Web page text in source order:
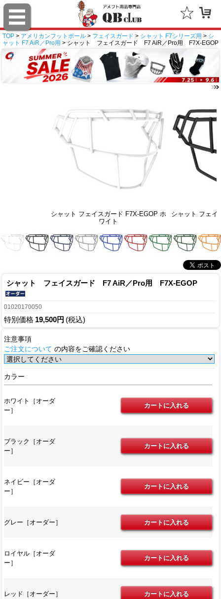
TOP > アメリカンフットボール > フェイスガード > シャット F7シリーズ用 > シ
ャット F7 AiR／Pro用 > シャット フェイスガード F7 AiR／Pro用 F7X-EGOP
シャット フェイスガード F7X-EGOP ホ
ワイト
シャット フェイ
シャット フェイスガード F7 AiR／Pro用 F7X-EGOP
01020170050
特別価格 19,500円 (税込)
注意事項
ご注文について の内容をご確認ください
カラー
ホワイト［オーダ
ー］
ブラック［オーダ
ー］
ネイビー［オーダ
ー］
グレー［オーダー］
ロイヤル［オーダ
ー］
レッド［オーダー］